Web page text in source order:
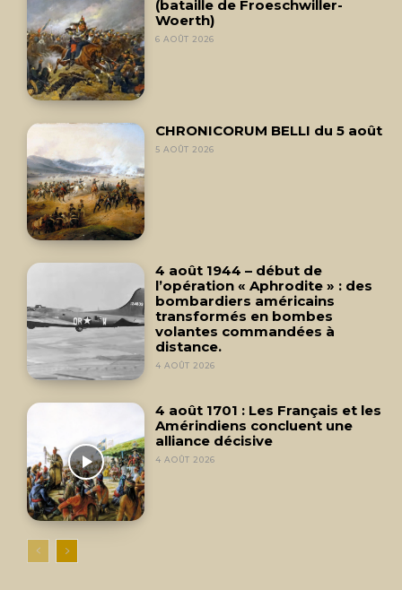
(bataille de Froeschwiller-
Woerth)
6 AOÛT 2026
CHRONICORUM BELLI du 5 août
5 AOÛT 2026
4 août 1944 – début de
l’opération « Aphrodite » : des
bombardiers américains
transformés en bombes
volantes commandées à
distance.
4 AOÛT 2026
4 août 1701 : Les Français et les
Amérindiens concluent une
alliance décisive
4 AOÛT 2026